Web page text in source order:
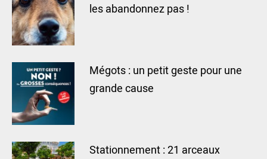
les abandonnez pas !
Mégots : un petit geste pour une
grande cause
Stationnement : 21 arceaux